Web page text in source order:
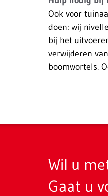
Ook voor
doen: wij
bij het
verwijderen
boomwortels.
Wil u
Gaat u